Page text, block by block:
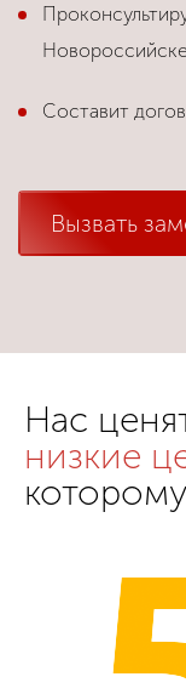
Составит
Вызвать
Нас
низкие